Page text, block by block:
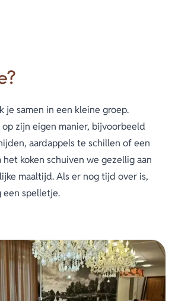
je samen in een kleine groep.
zijn eigen manier, bijvoorbeeld
aardappels te schillen of een
koken schuiven we gezellig aan
maaltijd. Als er nog tijd over is,
een spelletje.
Gorredijk